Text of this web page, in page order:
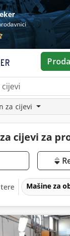
za cijevi
cijevi za
Mašine za